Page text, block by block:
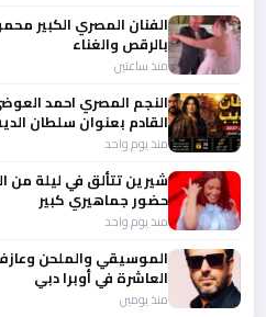
الفنان المصري الكبير
بالرقص والغناء
منذ ساعتين
النجم المصري احمد
القادم بعنوان سلطان
منذ يوم واحد
شيرين تتألق في ليلة من
حضور جماهيري كبير
منذ يوم واحد
الموسيقي والملحن
العاشرة في أوبرا دبي
منذ يومين